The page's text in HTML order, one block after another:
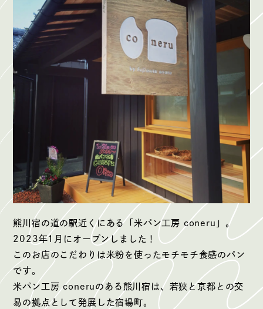
熊川宿の道の駅近くにある「米パン工房 coneru」。
2023年1月にオープンしました！
このお店のこだわりは米粉を使ったモチモチ食感のパン
です。
米パン工房 coneruのある熊川宿は、若狭と京都との交
易の拠点として発展した宿場町。